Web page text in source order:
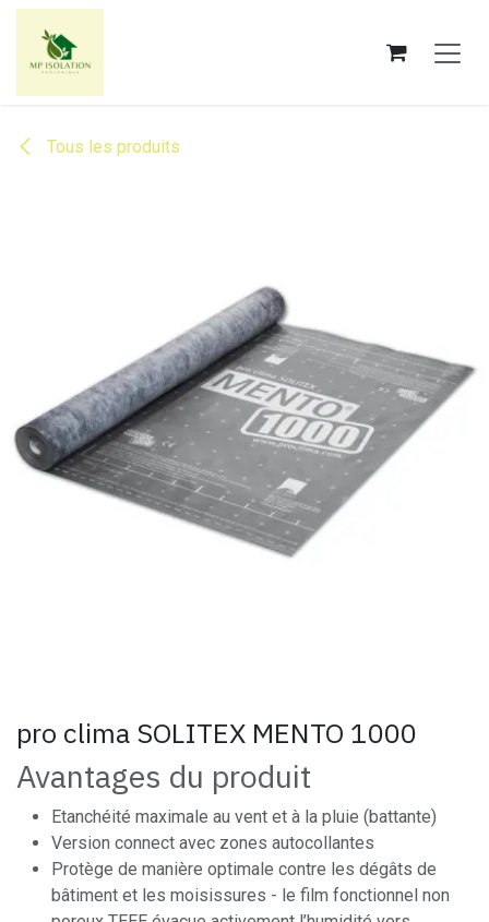
Se rendre au contenu
Tous les produits
pro clima SOLITEX MENTO 1000
Avantages du produit
Etanchéité maximale au vent et à la pluie (battante)
Version connect avec zones autocollantes
Protège de manière optimale contre les dégâts de
bâtiment et les moisissures - le film fonctionnel non